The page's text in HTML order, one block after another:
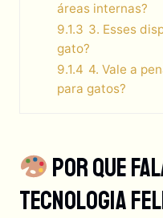
áreas internas?
9.1.3 3. Esses
gato?
9.1.4 4. Vale a
para gatos?
Por Que
Tecnologia